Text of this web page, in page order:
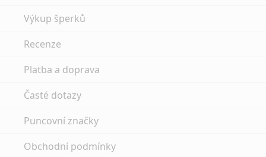
Výkup šperků
Recenze
Platba a doprava
Časté dotazy
Puncovní značky
Obchodní podmínky